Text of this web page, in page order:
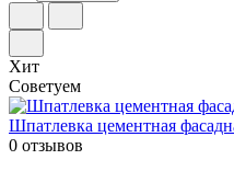
Хит
Советуем
Шпатлевка цементная
0 отзывов